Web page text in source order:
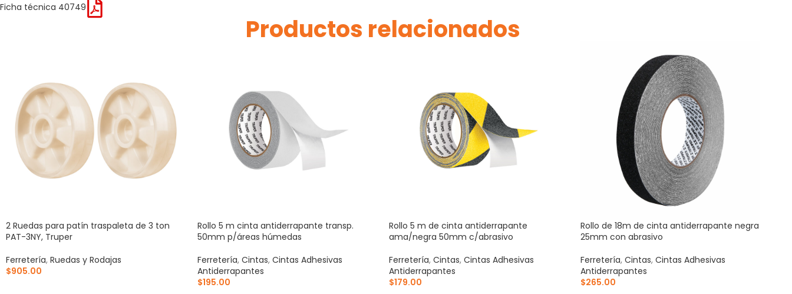
Ficha técnica 40749
Productos relacionados
2 Ruedas para patín traspaleta de 3 ton
PAT-3NY, Truper
Ferretería, Ruedas y Rodajas
$905.00
Rollo 5 m cinta antiderrapante transp.
50mm p/áreas húmedas
Ferretería, Cintas, Cintas Adhesivas
Antiderrapantes
$195.00
Rollo 5 m de cinta antiderrapante
ama/negra 50mm c/abrasivo
Ferretería, Cintas, Cintas Adhesivas
Antiderrapantes
$179.00
Rollo de 18m de cinta antiderrapante negra
25mm con abrasivo
Ferretería, Cintas, Cintas Adhesivas
Antiderrapantes
$265.00